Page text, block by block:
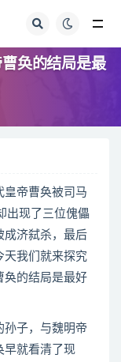
奂的结局是最
帝曹奂被司马
出现了三位傀儡
成济弑杀，最后
天我们就来探究
奂的结局是最好
子，与魏明帝
早就看清了现